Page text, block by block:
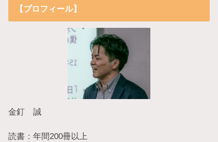
【プロフィール】
金釘 誠
読書：年間200冊以上